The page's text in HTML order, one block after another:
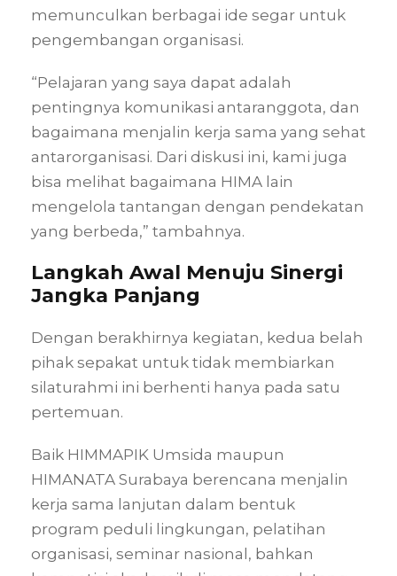
memunculkan berbagai ide segar untuk
pengembangan organisasi.
“Pelajaran yang saya dapat adalah
pentingnya komunikasi antaranggota, dan
bagaimana menjalin kerja sama yang sehat
antarorganisasi. Dari diskusi ini, kami juga
bisa melihat bagaimana HIMA lain
mengelola tantangan dengan pendekatan
yang berbeda,” tambahnya.
Langkah Awal Menuju Sinergi
Jangka Panjang
Dengan berakhirnya kegiatan, kedua belah
pihak sepakat untuk tidak membiarkan
silaturahmi ini berhenti hanya pada satu
pertemuan.
Baik HIMMAPIK Umsida maupun
HIMANATA Surabaya berencana menjalin
kerja sama lanjutan dalam bentuk
program peduli lingkungan, pelatihan
organisasi, seminar nasional, bahkan